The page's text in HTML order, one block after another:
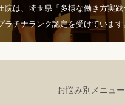
院は、埼玉県「多様な働き方実
ナランク認定を受けています
お悩み別メニュー